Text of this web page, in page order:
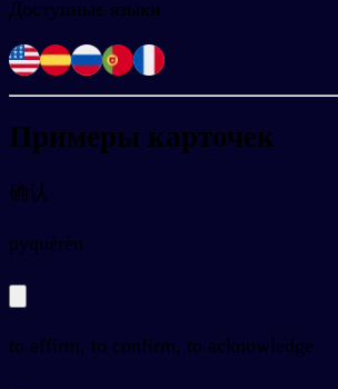
Доступные языки
Примеры карточек
确认
pyquèrèn
to affirm, to confirm, to acknowledge